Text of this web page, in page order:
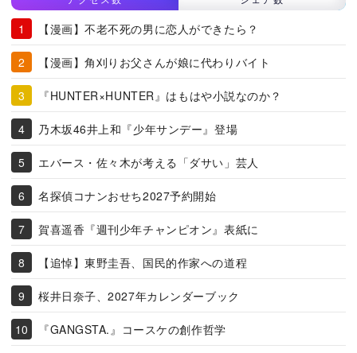
【漫画】不老不死の男に恋人ができたら？
【漫画】角刈りお父さんが娘に代わりバイト
『HUNTER×HUNTER』はもはや小説なのか？
乃木坂46井上和『少年サンデー』登場
エバース・佐々木が考える「ダサい」芸人
名探偵コナンおせち2027予約開始
賀喜遥香『週刊少年チャンピオン』表紙に
【追悼】東野圭吾、国民的作家への道程
桜井日奈子、2027年カレンダーブック
『GANGSTA.』コースケの創作哲学